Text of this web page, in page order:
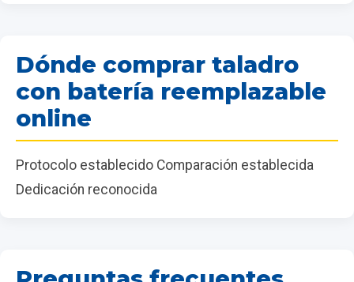
Dónde comprar taladro
con batería reemplazable
online
Protocolo establecido Comparación establecida
Dedicación reconocida